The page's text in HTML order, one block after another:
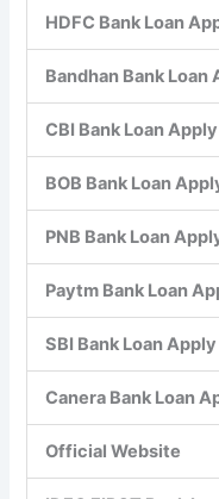
HDFC Bank Loan
Bandhan Bank Loan
CBI Bank Loan Apply
BOB Bank Loan
PNB Bank Loan
Paytm Bank Loan
SBI Bank Loan Apply
Canera Bank Loan
Official Website